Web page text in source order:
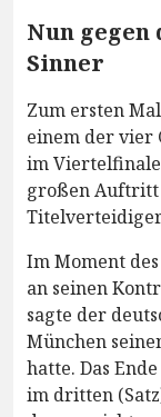
Nun
Sinner
Zum ersten
einem der vier
im
großen Auftritt
Im Moment
an seinen
sagte der
München
hatte. Das
im dritten